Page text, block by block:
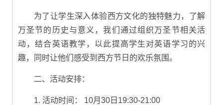
为了让学生深入体验西方文化的独特魅力，了解
万圣节的历史与意义，我们通过组织万圣节相关活
动，结合英语教学，以此提高学生对英语学习的兴
趣，同时让他们感受到西方节日的欢乐氛围。
二、活动安排：
1. 活动时间： 10月30日19:30-21:00